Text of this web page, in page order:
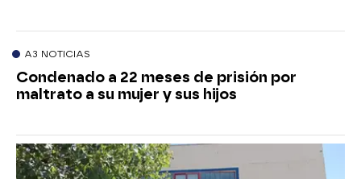
A3 NOTICIAS
Condenado a 22 meses de prisión por
maltrato a su mujer y sus hijos